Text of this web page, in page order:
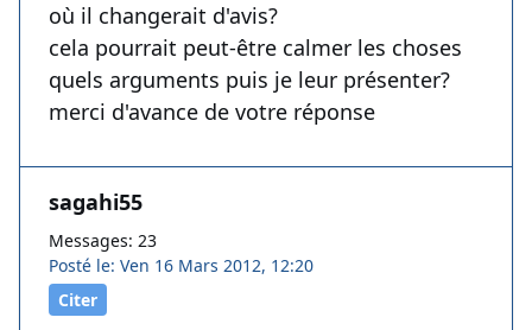
où il changerait d'avis?
cela pourrait peut-être calmer les choses
quels arguments puis je leur présenter?
merci d'avance de votre réponse
sagahi55
Messages: 23
Posté le: Ven 16 Mars 2012, 12:20
Citer